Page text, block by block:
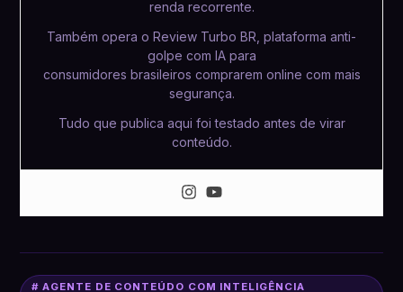
renda recorrente.
Também opera o Review Turbo BR, plataforma anti-
golpe com IA para
consumidores brasileiros comprarem online com mais
segurança.
Tudo que publica aqui foi testado antes de virar
conteúdo.
# AGENTE DE CONTEÚDO COM INTELIGÊNCIA